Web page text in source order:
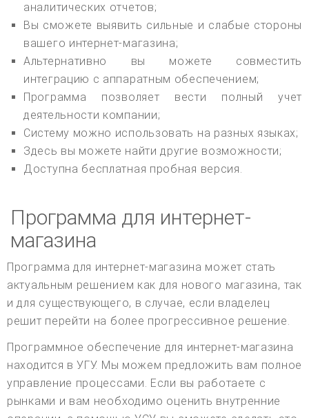
аналитических отчетов;
Вы сможете выявить сильные и слабые стороны
вашего интернет-магазина;
Альтернативно вы можете совместить
интеграцию с аппаратным обеспечением;
Программа позволяет вести полный учет
деятельности компании;
Систему можно использовать на разных языках;
Здесь вы можете найти другие возможности;
Доступна бесплатная пробная версия.
Программа для интернет-
магазина
Программа для интернет-магазина может стать
актуальным решением как для нового магазина, так
и для существующего, в случае, если владелец
решит перейти на более прогрессивное решение.
Программное обеспечение для интернет-магазина
находится в УГУ. Мы можем предложить вам полное
управление процессами. Если вы работаете с
рынками и вам необходимо оценить внутренние